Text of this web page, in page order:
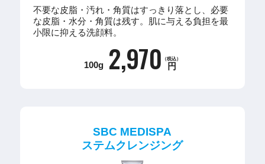
不要な皮脂・汚れ・角質はすっきり落とし、必要
な皮脂・水分・角質は残す。肌に与える負担を最
小限に抑える洗顔料。
100g 2,970 （税込）
円
SBC MEDISPA
ステムクレンジング